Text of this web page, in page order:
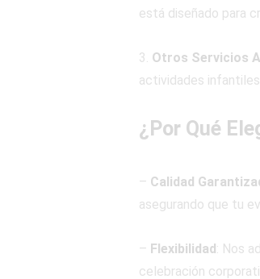
está diseñado para
3. Otros Servicios
actividades
¿Por Qué
– Calidad
asegurando que tu
– Flexibilidad: Nos
celebración